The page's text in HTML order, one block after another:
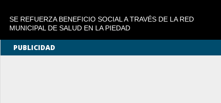
SE REFUERZA BENEFICIO SOCIAL A TRAVÉS DE LA RED
MUNICIPAL DE SALUD EN LA PIEDAD
PUBLICIDAD